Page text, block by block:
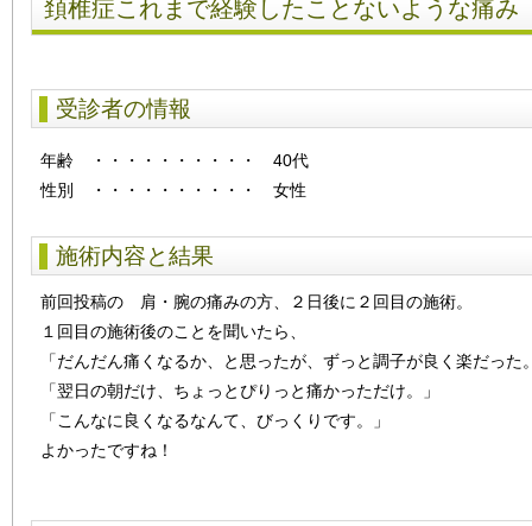
頚椎症これまで経験したことないような痛み
受診者の情報
年齢 ・・・・・・・・・・
40代
性別
・・・・・・・・・・ 女性
施術内容と結果
前回投稿の 肩・腕の痛みの方、２日後に２回目の施術。
１回目の施術後のことを聞いたら、
「だんだん痛くなるか、と思ったが、ずっと調子が良く楽だった
「翌日の朝だけ、ちょっとぴりっと痛かっただけ。」
「こんなに良くなるなんて、びっくりです。」
よかったですね！